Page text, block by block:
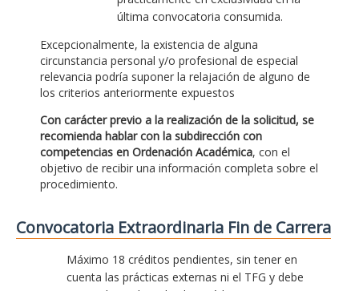
última convocatoria consumida.
Excepcionalmente, la existencia de alguna
circunstancia personal y/o profesional de especial
relevancia podría suponer la relajación de alguno de
los criterios anteriormente expuestos
Con carácter previo a la realización de la solicitud, se
recomienda hablar con la subdirección con
competencias en Ordenación Académica, con el
objetivo de recibir una información completa sobre el
procedimiento.
Convocatoria Extraordinaria Fin de Carrera
Máximo 18 créditos pendientes, sin tener en
cuenta las prácticas externas ni el TFG y debe